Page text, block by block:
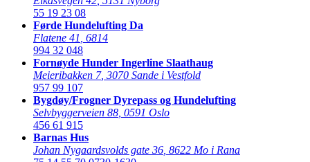
55 19 23 08
Førde Hundelufting Da
Flatene 41 6814
994 32 048
Fornøyde Hunder Ingerline Slaathaug
Meieribakken 7, 3070 Sande i Vestfold
957 99 107
Bygdøy/Frogner Dyrepass og Hundelufting
Selvbyggerveien 88 0591 Oslo
456 61 915
Barnas Hus
Johan Nygaardsvolds gate 36 8622 Mo i Rana